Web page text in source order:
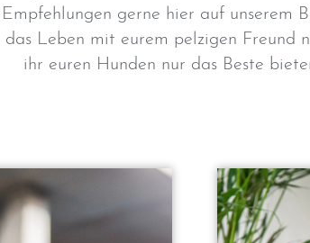
gerne hier auf unserem
Leben mit eurem pelzigen Freund
ihr euren Hunden nur das Beste